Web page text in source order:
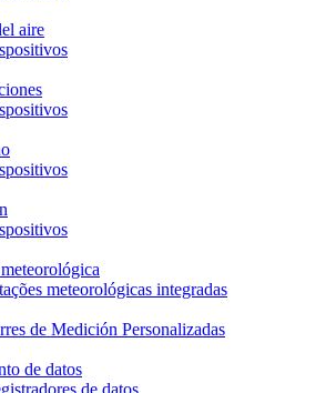
aire
meteorológicas integradas
de Medición Personalizadas
de datos
de datos